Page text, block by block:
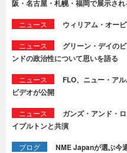
阪・名古屋・札幌・福岡で展示さ
ニュース ウィリアム・オー
ニュース
グリーン・デイの
ンドの政治性について思いを語る
ニュース
FLO、ニュー・ア
ビデオが公開
ニュース
ガンズ・アンド・
イプルトンと共演
ブログ NME Japanが選ぶ今